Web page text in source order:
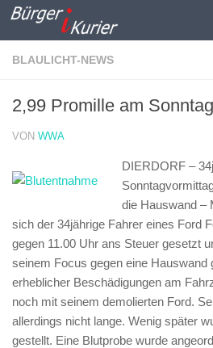
Zum Inhalt springen
BLAULICHT-NEWS
2,99 Promille am
VON WWA
DIERDORF –
die Hauswand –
sich der 34jährige Fahrer eines Ford
gegen 11.00 Uhr ans Steuer gesetzt
seinem Focus gegen eine Hauswand
erheblicher Beschädigungen am
noch mit seinem demolierten Ford.
allerdings nicht lange. Wenig später
gestellt. Eine Blutprobe wurde